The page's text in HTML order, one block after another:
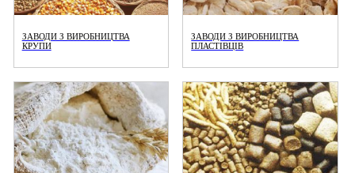
ЗАВОДИ З ВИРОБНИЦТВА
КРУПИ
ЗАВОДИ З ВИРОБНИЦТВА
ПЛАСТІВЦІВ